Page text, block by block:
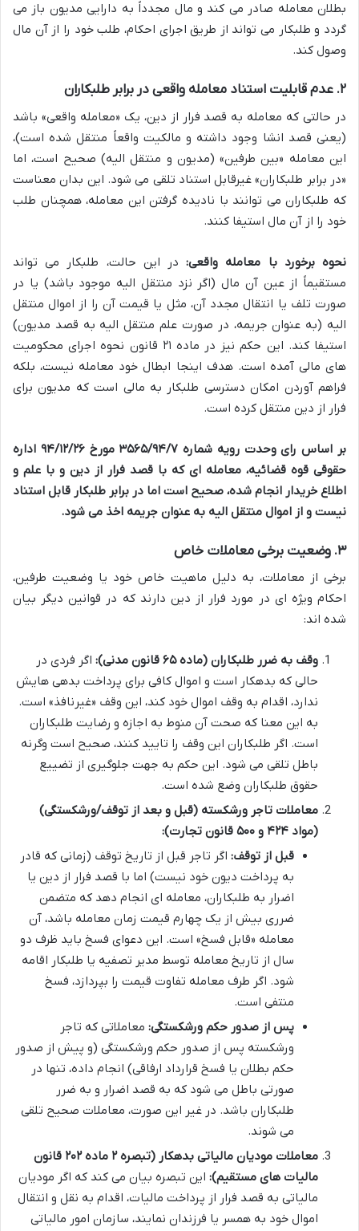
بطلان معامله صادر می کند و مال مجدداً به دارایی مدیون باز می
گردد و طلبکار می تواند از طریق اجرای احکام، طلب خود را از آن مال
وصول کند.
۲. عدم قابلیت استناد معامله واقعی در برابر طلبکاران
در حالتی که معامله به قصد فرار از دین، یک «معامله واقعی» باشد
(یعنی قصد انشا وجود داشته و مالکیت واقعاً منتقل شده است)،
این معامله «بین طرفین» (مدیون و منتقل الیه) صحیح است، اما
«در برابر طلبکاران» غیرقابل استناد تلقی می شود. این بدان معناست
که طلبکاران می توانند با نادیده گرفتن این معامله، همچنان طلب
خود را از آن مال استیفا کنند.
نحوه برخورد با معامله واقعی:در این حالت، طلبکار می تواند
مستقیماً از عین آن مال (اگر نزد منتقل الیه موجود باشد) یا در
صورت تلف یا انتقال مجدد آن، مثل یا قیمت آن را از اموال منتقل
الیه (به عنوان جریمه، در صورت علم منتقل الیه به قصد مدیون)
استیفا کند. این حکم نیز در ماده ۲۱ قانون نحوه اجرای محکومیت
های مالی آمده است. هدف اینجا ابطال خود معامله نیست، بلکه
فراهم آوردن امکان دسترسی طلبکار به مالی است که مدیون برای
فرار از دین منتقل کرده است.
بر اساس رای وحدت رویه شماره ۳۵۶۵/۹۴/۷ مورخ ۹۴/۱۲/۲۶ اداره
حقوقی قوه قضائیه، معامله ای که با قصد فرار از دین و با علم و
اطلاع خریدار انجام شده، صحیح است اما در برابر طلبکار قابل استناد
نیست و از اموال منتقل الیه به عنوان جریمه اخذ می شود.
۳. وضعیت برخی معاملات خاص
برخی از معاملات، به دلیل ماهیت خاص خود یا وضعیت طرفین،
احکام ویژه ای در مورد فرار از دین دارند که در قوانین دیگر بیان
شده اند:
وقف به ضرر طلبکاران (ماده ۶۵ قانون مدنی):
اگر فردی در
حالی که بدهکار است و اموال کافی برای پرداخت بدهی هایش
ندارد، اقدام به وقف اموال خود کند، این وقف «غیرنافذ» است.
به این معنا که صحت آن منوط به اجازه و رضایت طلبکاران
است. اگر طلبکاران این وقف را تایید کنند، صحیح است وگرنه
باطل تلقی می شود. این حکم به جهت جلوگیری از تضییع
حقوق طلبکاران وضع شده است.
معاملات تاجر ورشکسته (قبل و بعد از توقف/ورشکستگی)
(مواد ۴۲۴ و ۵۰۰ قانون تجارت):
قبل از توقف: اگر تاجر قبل از تاریخ توقف (زمانی که قادر
به پرداخت دیون خود نیست) اما با قصد فرار از دین یا
اضرار به طلبکاران، معامله ای انجام دهد که متضمن
ضرری بیش از یک چهارم قیمت زمان معامله باشد، آن
معامله «قابل فسخ» است. این دعوای فسخ باید ظرف دو
سال از تاریخ معامله توسط مدیر تصفیه یا طلبکار اقامه
شود. اگر طرف معامله تفاوت قیمت را بپردازد، فسخ
منتفی است.
پس از صدور حکم ورشکستگی: معاملاتی که تاجر
ورشکسته پس از صدور حکم ورشکستگی (و پیش از صدور
حکم بطلان یا فسخ قرارداد ارفاقی) انجام داده، تنها در
صورتی باطل می شود که به قصد اضرار و به ضرر
طلبکاران باشد. در غیر این صورت، معاملات صحیح تلقی
می شوند.
معاملات مودیان مالیاتی بدهکار (تبصره ۲ ماده ۲۰۲ قانون
مالیات های مستقیم): این تبصره بیان می کند که اگر مودیان
مالیاتی به قصد فرار از پرداخت مالیات، اقدام به نقل و انتقال
اموال خود به همسر یا فرزندان نمایند، سازمان امور مالیاتی